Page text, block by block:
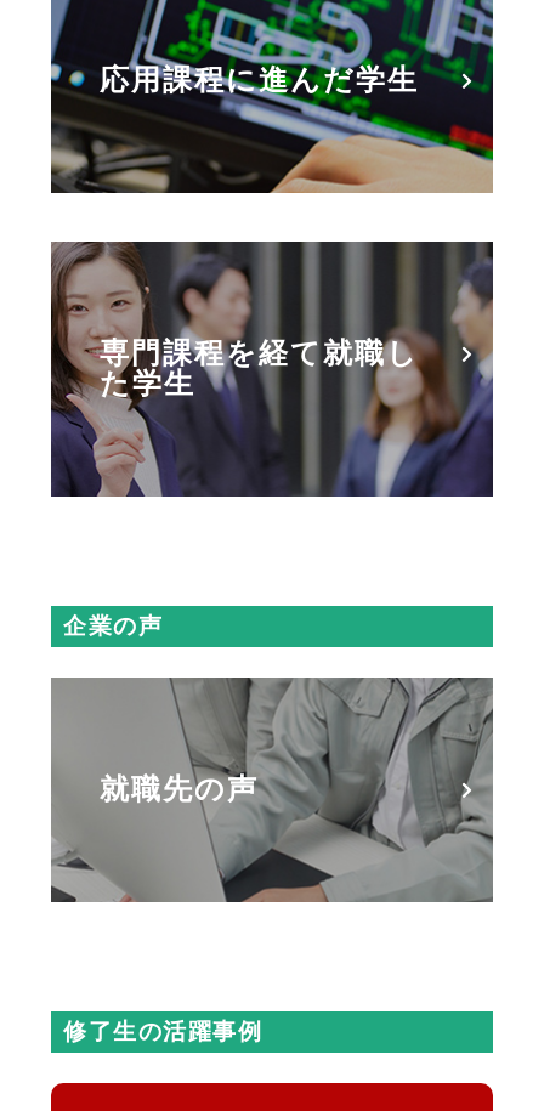
応用課程に進んだ学生
専門課程を経て就職し
た学生
企業の声
就職先の声
修了生の活躍事例